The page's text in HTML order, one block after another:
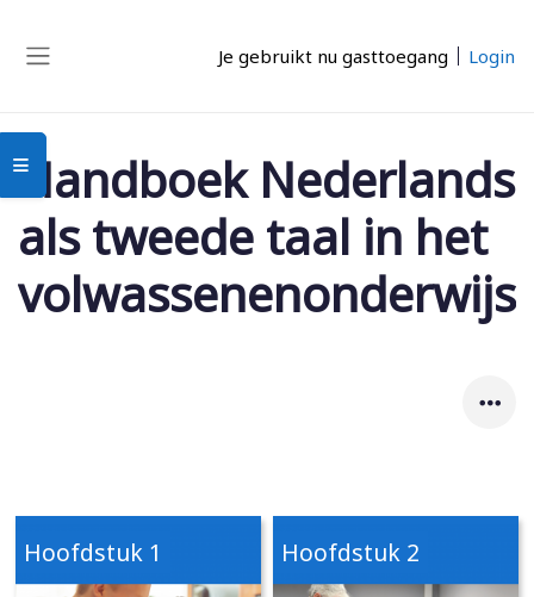
Je gebruikt nu gasttoegang Login
Open cursusindex
Handboek Nederlands
als tweede taal in het
volwassenenonderwijs
Hoofdstuk 1 Hoofdstuk 2